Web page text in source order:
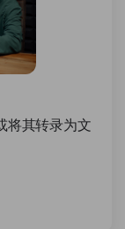
将其转录为文